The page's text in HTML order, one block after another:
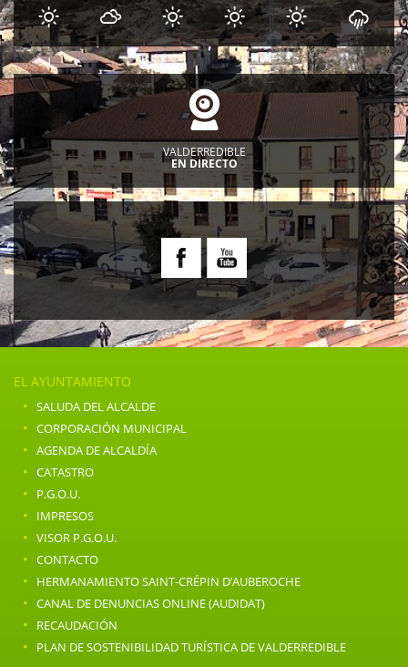
VALDERREDIBLE
EN DIRECTO
EL AYUNTAMIENTO
· SALUDA DEL ALCALDE
· CORPORACIÓN MUNICIPAL
· AGENDA DE ALCALDÍA
· CATASTRO
· P.G.O.U.
· IMPRESOS
· VISOR P.G.O.U.
· CONTACTO
· HERMANAMIENTO SAINT-CRÉPIN D’AUBEROCHE
· CANAL DE DENUNCIAS ONLINE (AUDIDAT)
· RECAUDACIÓN
· PLAN DE SOSTENIBILIDAD TURÍSTICA DE VALDERREDIBLE